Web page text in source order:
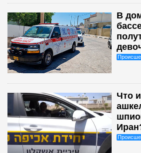
В
Что